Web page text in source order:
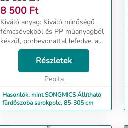
8 500 Ft
Kiváló anyag: Kiváló minőségű
fémcsövekből és PP műanyagból
készül, porbevonattal lefedve, a
csövek
rozsdaállóak; megvastagodott PP
műanyag tálcákkal megnő a
Részletek
Pepita
Hasonlók, mint SONGMICS Állítható
fürdőszoba sarokpolc, 85-305 cm